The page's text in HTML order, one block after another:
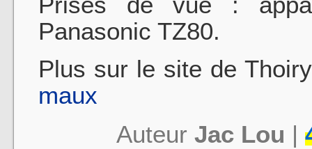
Panasonic TZ80.
Plus sur le site de
maux
AuteurJac Lou |